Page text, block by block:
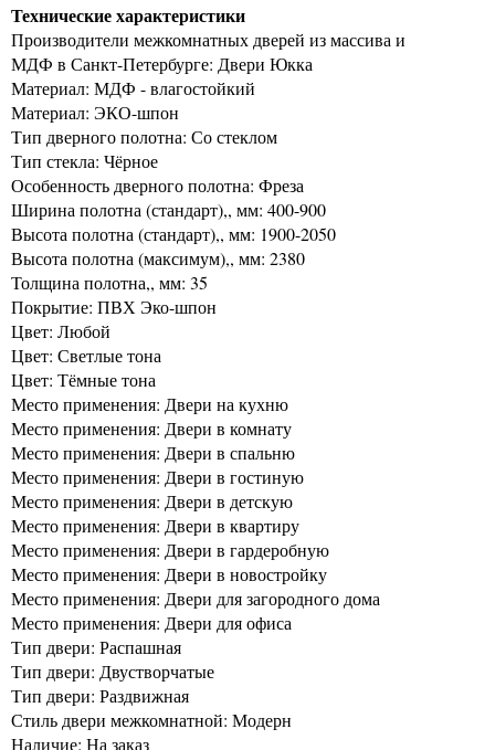
Технические характеристики
Производители межкомнатных дверей из массива и
МДФ в Санкт-Петербурге: Двери Юкка
Материал: МДФ - влагостойкий
Материал: ЭКО-шпон
Тип дверного полотна: Со стеклом
Тип стекла: Чёрное
Особенность дверного полотна: Фреза
Ширина полотна (стандарт),, мм: 400-900
Высота полотна (стандарт),, мм: 1900-2050
Высота полотна (максимум),, мм: 2380
Толщина полотна,, мм: 35
Покрытие: ПВХ Эко-шпон
Цвет: Любой
Цвет: Светлые тона
Цвет: Тёмные тона
Место применения: Двери на кухню
Место применения: Двери в комнату
Место применения: Двери в спальню
Место применения: Двери в гостиную
Место применения: Двери в детскую
Место применения: Двери в квартиру
Место применения: Двери в гардеробную
Место применения: Двери в новостройку
Место применения: Двери для загородного дома
Место применения: Двери для офиса
Тип двери: Распашная
Тип двери: Двустворчатые
Тип двери: Раздвижная
Стиль двери межкомнатной: Модерн
Наличие: На заказ